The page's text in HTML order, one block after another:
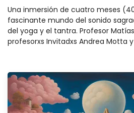
Una inmersión de cuatro meses
fascinante mundo del sonido
del yoga y el tantra. Profesor
profesorxs Invitadxs Andrea Motta